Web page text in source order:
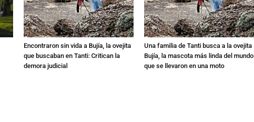
Encontraron sin vida a Bujía, la ovejita
que buscaban en Tanti: Critican la
demora judicial
Una familia de Tanti busca a la ovejita
Bujía, la mascota más linda del mundo
que se llevaron en una moto